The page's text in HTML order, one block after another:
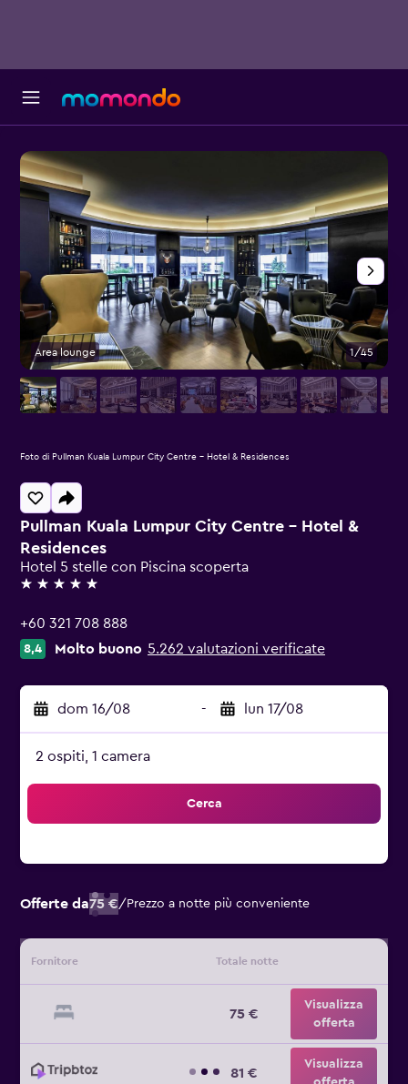
Pullman Kuala Lumpur City Centre - Hotel &
Residences
Hotel 5 stelle con Piscina scoperta
5 stelle
+60 321 708 888
8,4 Molto buono 5.262 valutazioni verificate
dom 16/08 - lun 17/08
2 ospiti, 1 camera
Cerca
Offerte da75 €/ Prezzo a notte più conveniente
Fornitore Totale notte
75 €
Visualizza
offerta
81 €
Visualizza
Area lounge 1/45
Foto di Pullman Kuala Lumpur City Centre - Hotel & Residences